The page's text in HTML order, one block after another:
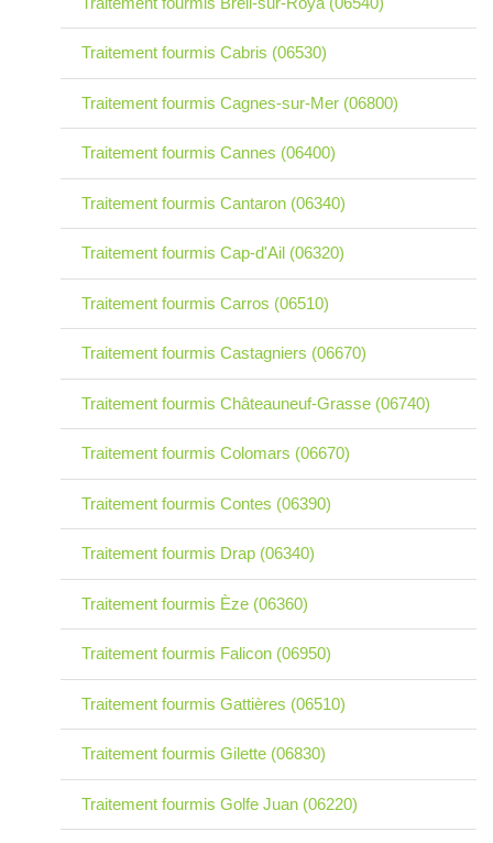
Traitement fourmis Cabris (06530)
Traitement fourmis Cagnes-sur-Mer (06800)
Traitement fourmis Cannes (06400)
Traitement fourmis Cantaron (06340)
Traitement fourmis Cap-d'Ail (06320)
Traitement fourmis Carros (06510)
Traitement fourmis Castagniers (06670)
Traitement fourmis Châteauneuf-Grasse (06740)
Traitement fourmis Colomars (06670)
Traitement fourmis Contes (06390)
Traitement fourmis Drap (06340)
Traitement fourmis Èze (06360)
Traitement fourmis Falicon (06950)
Traitement fourmis Gattières (06510)
Traitement fourmis Gilette (06830)
Traitement fourmis Golfe Juan (06220)